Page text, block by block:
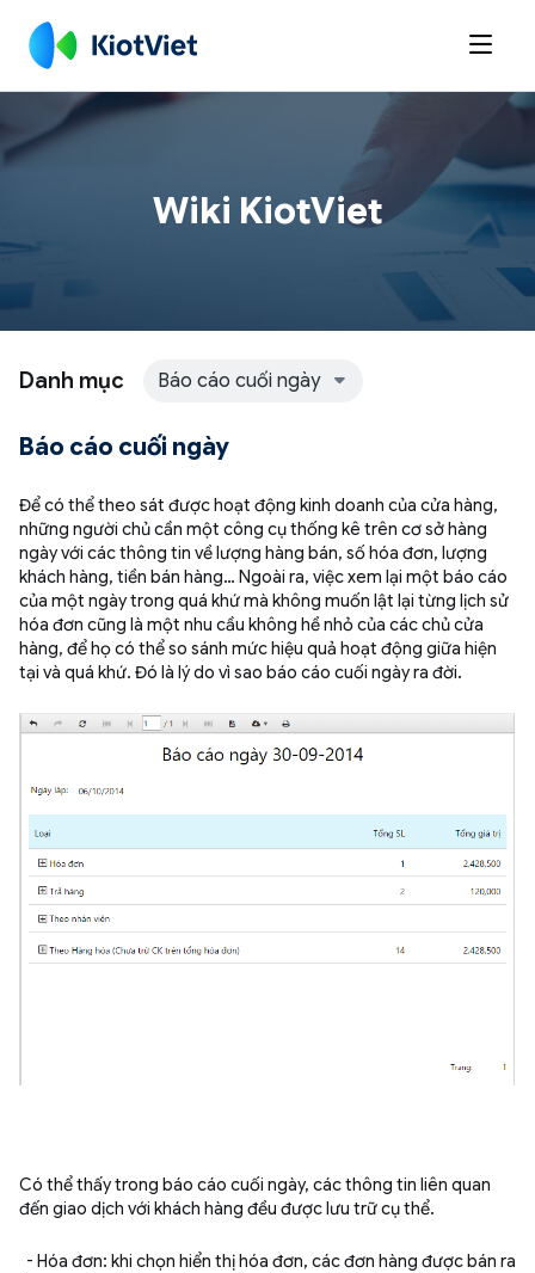

Wiki KiotViet
Danh mục Báo cáo cuối ngày
Báo cáo cuối ngày
Để có thể theo sát được hoạt động kinh doanh của cửa hàng,
những người chủ cần một công cụ thống kê trên cơ sở hàng
ngày với các thông tin về lượng hàng bán, số hóa đơn, lượng
khách hàng, tiền bán hàng… Ngoài ra, việc xem lại một báo cáo
của một ngày trong quá khứ mà không muốn lật lại từng lịch sử
hóa đơn cũng là một nhu cầu không hề nhỏ của các chủ cửa
hàng, để họ có thể so sánh mức hiệu quả hoạt động giữa hiện
tại và quá khứ. Đó là lý do vì sao báo cáo cuối ngày ra đời.
Có thể thấy trong báo cáo cuối ngày, các thông tin liên quan
đến giao dịch với khách hàng đều được lưu trữ cụ thể.
- Hóa đơn: khi chọn hiển thị hóa đơn, các đơn hàng được bán ra